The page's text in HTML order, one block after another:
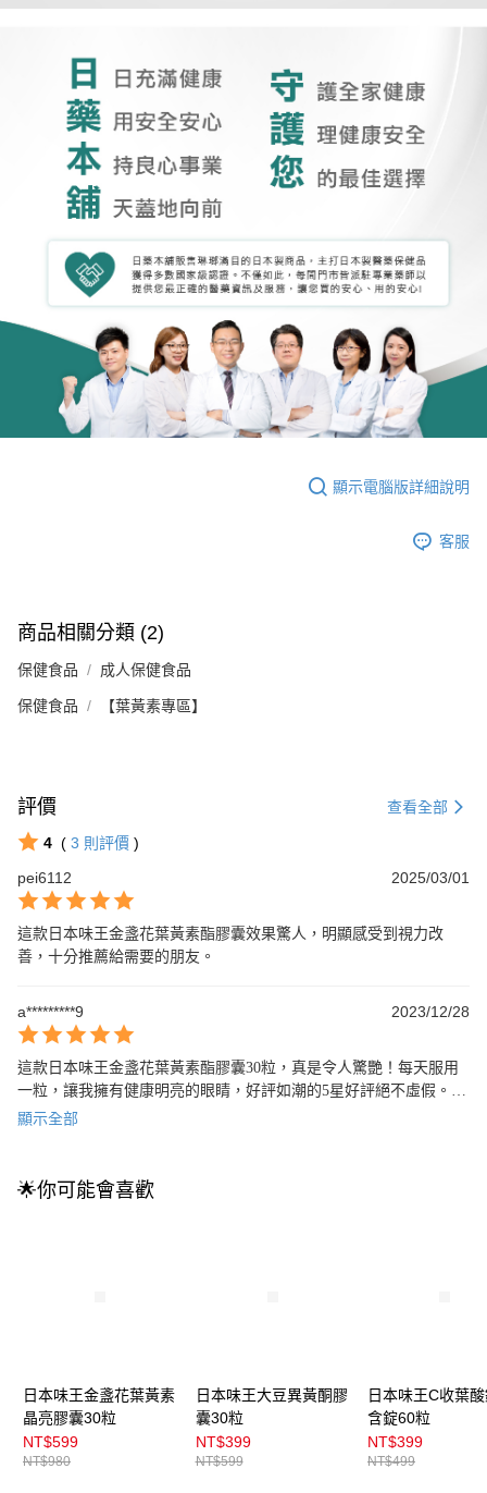
顯示電腦版詳細說明
客服
商品相關分類 (2)
保健食品 成人保健食品
保健食品 【葉黃素專區】
評價 查看全部
4 ( 3 則評價 )
pei6112
2025/03/01
這款日本味王金盞花葉黃素酯膠囊效果驚人，明顯感受到視力改
善，十分推薦給需要的朋友。
a*********9 2023/12/28
這款日本味王金盞花葉黃素酯膠囊30粒，真是令人驚艷！每天服用
一粒，讓我擁有健康明亮的眼睛，好評如潮的5星好評絕不虛假。現
在，我每天的生活都更加精彩，感謝日本味王！
顯示全部
🌟你可能會喜歡
日本味王金盞花葉黃素
晶亮膠囊30粒
NT$599
NT$980
日本味王大豆異黃酮膠
囊30粒
NT$399
NT$599
日本味王C收葉
含錠60粒
NT$399
NT$499